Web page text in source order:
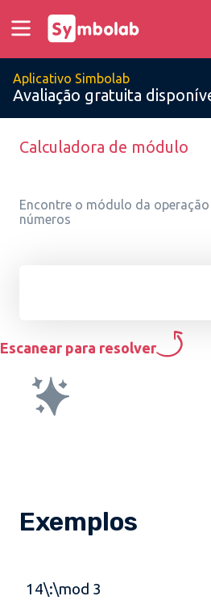
Aplicativo Simbolab
Avaliação gratuita
Calculadora de módulo
Encontre o módulo da
números
Escanear para resolver
Exemplos
14\:\mod 3